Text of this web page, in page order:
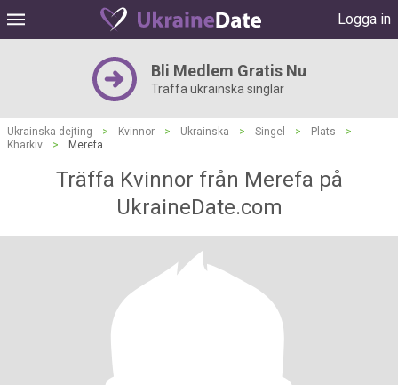
Logga in
Bli Medlem Gratis Nu
Träffa ukrainska singlar
Ukrainska dejting > Kvinnor > Ukrainska > Singel > Plats
>
Kharkiv
> Merefa
Träffa Kvinnor från Merefa på
UkraineDate.com